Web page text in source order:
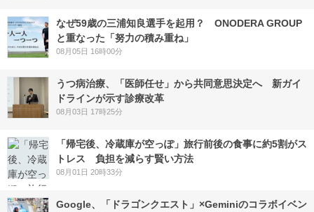
なぜ59歳の三浦知良選手を起用？ ONODERA GROUP
と重なった「努力の積み重ね」
08月05日 16時00分
うつ病治療、「医師任せ」から共同意思決定へ 新ガイ
ドラインが示す診療改革
08月03日 17時25分
「帰宅後、冷蔵庫が空っぽ」旅行前後の食事に約5割がス
トレス 負担を減らす賢い方法
08月01日 20時33分
Google、「ドラゴンクエスト」×Geminiのコラボイベン